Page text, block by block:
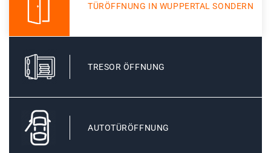
TÜRÖFFNUNG IN WUPPERTAL SONDERN
TRESOR ÖFFNUNG
AUTOTÜRÖFFNUNG